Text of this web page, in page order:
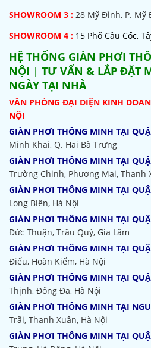
SHOWROOM 3 : 28 Mỹ Đình, P. Mỹ
SHOWROOM 4 : 15 Phố Cầu Cốc,
HỆ THỐNG GIÀN PHƠI
NỘI | TƯ VẤN & LẮP ĐẶT
NGÀY TẠI NHÀ
VĂN PHÒNG ĐẠI DIỆN KINH
NỘI
GIÀN PHƠI THÔNG MINH TẠI
Minh Khai, Q. Hai Bà Trưng
GIÀN PHƠI THÔNG MINH TẠI
Trường Chinh, Phương Mai, Thanh
GIÀN PHƠI THÔNG MINH TẠI
Long Biên, Hà Nội
GIÀN PHƠI THÔNG MINH TẠI
Đức Thuận, Trâu Quỳ, Gia Lâm
GIÀN PHƠI THÔNG MINH TẠI
Điếu, Hoàn Kiếm, Hà Nội
GIÀN PHƠI THÔNG MINH TẠI
Thịnh, Đống Đa, Hà Nội
GIÀN PHƠI THÔNG MINH TẠI
Trãi, Thanh Xuân, Hà Nội
GIÀN PHƠI THÔNG MINH TẠI